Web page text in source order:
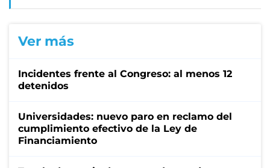
Ver más
Incidentes frente al Congreso: al menos 12
detenidos
Universidades: nuevo paro en reclamo del
cumplimiento efectivo de la Ley de
Financiamiento